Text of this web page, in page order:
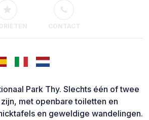
CONTACT
Park Thy. Slechts één of twee
met openbare toiletten en
en geweldige wandelingen.